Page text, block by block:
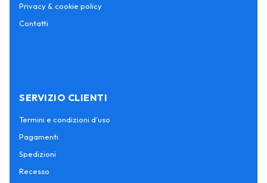
Privacy & cookie policy
Contatti
SERVIZIO CLIENTI
Termini e condizioni d'uso
Pagamenti
Spedizioni
Recesso